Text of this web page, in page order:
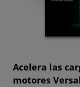
Acelera las
motores